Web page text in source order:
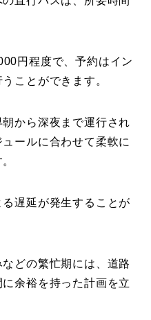
円程度で、予約はイン
ことができます。
から深夜まで運行され
ールに合わせて柔軟に
遅延が発生することが
どの繁忙期には、道路
余裕を持った計画を立